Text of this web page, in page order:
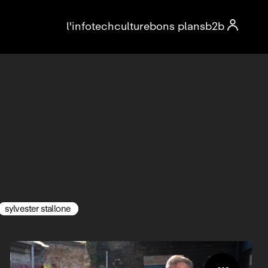

l'infotechculturebons plansb2b
sylvester stallone